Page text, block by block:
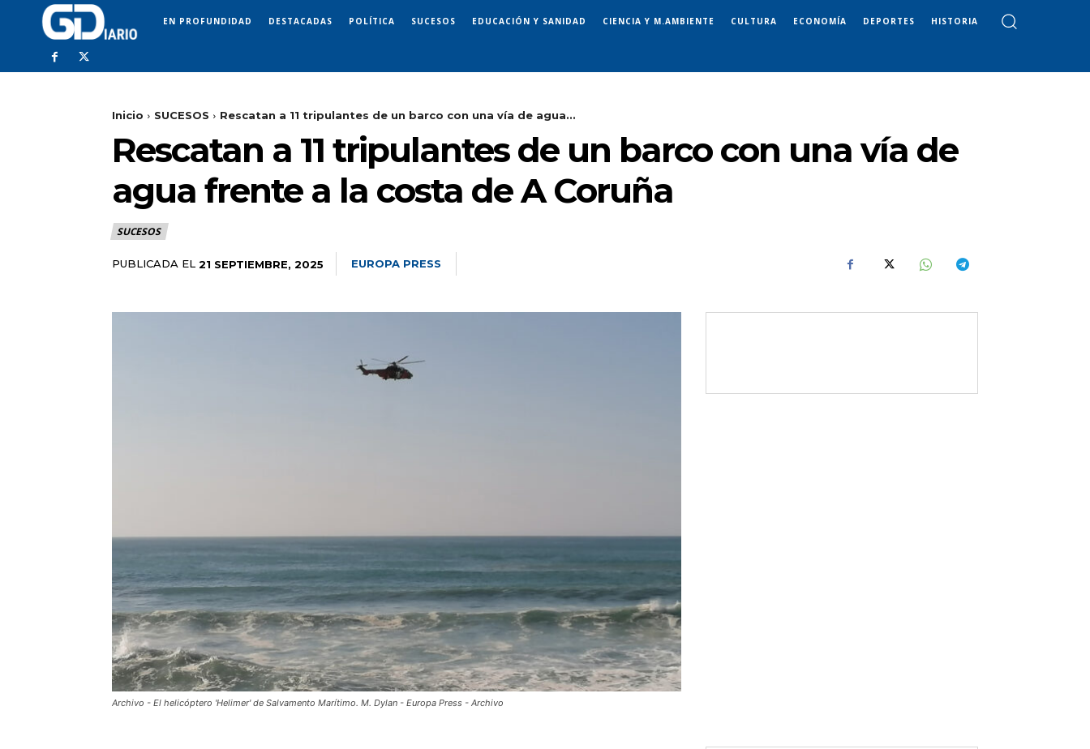
EN PROFUNDIDAD DESTACADAS POLÍTICA SUCESOS EDUCACIÓN Y SANIDAD CIENCIA Y M.AMBIENTE CULTURA ECONOMÍA DEPORTES HISTORIA
Inicio SUCESOS Rescatan a 11 tripulantes de un barco con una vía de agua...
Rescatan a 11 tripulantes de un barco con una vía de
agua frente a la costa de A Coruña
SUCESOS
PUBLICADA EL 21 SEPTIEMBRE, 2025 EUROPA PRESS
Archivo - El helicóptero 'Helimer' de Salvamento Marítimo. M. Dylan - Europa Press - Archivo